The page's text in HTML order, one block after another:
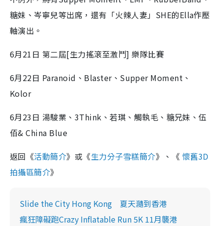
糖妹、岑寧兒等出席，還有「火辣人妻」SHE的Ella作壓
軸演出。
6月21日 第二屆[生力搖滾至激鬥] 樂隊比賽
6月22日 Paranoid、Blaster、Supper Moment、
Kolor
6月23日 湯駿業、3Think、若琪、觸執毛、糖兄妹、伍
佰& China Blue
返回《活動簡介》或《生力分子雪糕簡介》、《 懷舊3D
拍攝區簡介》
Slide the City Hong Kong 夏天瀡到香港
瘋狂障礙跑Crazy Inflatable Run 5K 11月襲港